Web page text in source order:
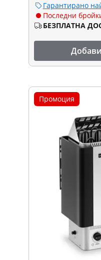
Гарантирано
Последни
БЕЗПЛАТНА
Промоция